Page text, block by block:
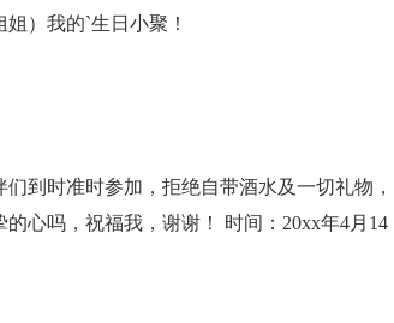
）我的`生日小聚！
到时准时参加，拒绝自带酒水及一切礼物，
心吗，祝福我，谢谢！ 时间：20xx年4月14